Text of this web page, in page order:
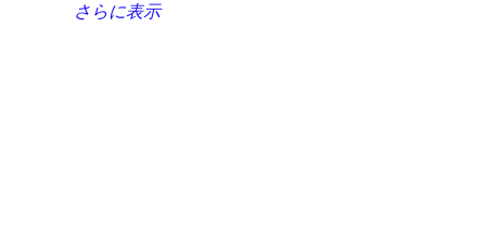
さらに表示